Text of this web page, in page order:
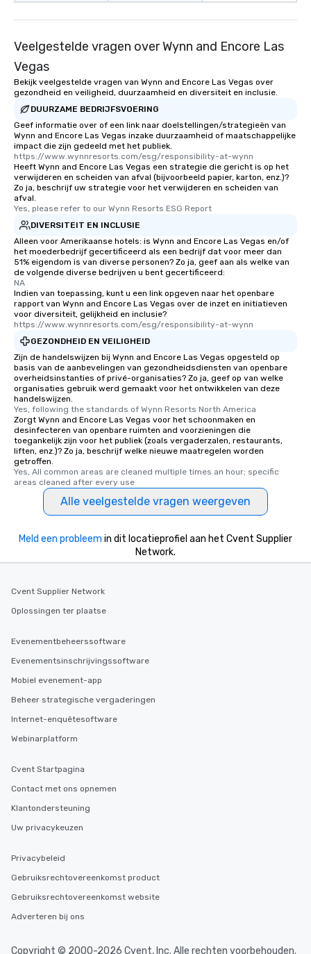
Veelgestelde vragen over Wynn and Encore Las
Vegas
Bekijk veelgestelde vragen van Wynn and Encore Las Vegas over
gezondheid en veiligheid, duurzaamheid en diversiteit en inclusie.
DUURZAME BEDRIJFSVOERING
Geef informatie over of een link naar doelstellingen/strategieën van
Wynn and Encore Las Vegas inzake duurzaamheid of maatschappelijke
impact die zijn gedeeld met het publiek.
https://www.wynnresorts.com/esg/responsibility-at-wynn
Heeft Wynn and Encore Las Vegas een strategie die gericht is op het
verwijderen en scheiden van afval (bijvoorbeeld papier, karton, enz.)?
Zo ja, beschrijf uw strategie voor het verwijderen en scheiden van
afval.
Yes, please refer to our Wynn Resorts ESG Report
DIVERSITEIT EN INCLUSIE
Alleen voor Amerikaanse hotels: is Wynn and Encore Las Vegas en/of
het moederbedrijf gecertificeerd als een bedrijf dat voor meer dan
51% eigendom is van diverse personen? Zo ja, geef aan als welke van
de volgende diverse bedrijven u bent gecertificeerd:
NA
Indien van toepassing, kunt u een link opgeven naar het openbare
rapport van Wynn and Encore Las Vegas over de inzet en initiatieven
voor diversiteit, gelijkheid en inclusie?
https://www.wynnresorts.com/esg/responsibility-at-wynn
GEZONDHEID EN VEILIGHEID
Zijn de handelswijzen bij Wynn and Encore Las Vegas opgesteld op
basis van de aanbevelingen van gezondheidsdiensten van openbare
overheidsinstanties of privé-organisaties? Zo ja, geef op van welke
organisaties gebruik werd gemaakt voor het ontwikkelen van deze
handelswijzen.
Yes, following the standards of Wynn Resorts North America
Zorgt Wynn and Encore Las Vegas voor het schoonmaken en
desinfecteren van openbare ruimten and voorzieningen die
toegankelijk zijn voor het publiek (zoals vergaderzalen, restaurants,
liften, enz.)? Zo ja, beschrijf welke nieuwe maatregelen worden
getroffen.
Yes, All common areas are cleaned multiple times an hour; specific
areas cleaned after every use
Alle veelgestelde vragen weergeven
Meld een probleem in dit locatieprofiel aan het Cvent Supplier
Network.
Cvent Supplier Network
Oplossingen ter plaatse
Evenementbeheerssoftware
Evenementsinschrijvingssoftware
Mobiel evenement-app
Beheer strategische vergaderingen
Internet-enquêtesoftware
Webinarplatform
Cvent Startpagina
Contact met ons opnemen
Klantondersteuning
Uw privacykeuzen
Privacybeleid
Gebruiksrechtovereenkomst product
Gebruiksrechtovereenkomst website
Adverteren bij ons
Copyright © 2000-2026 Cvent, Inc. Alle rechten voorbehouden.